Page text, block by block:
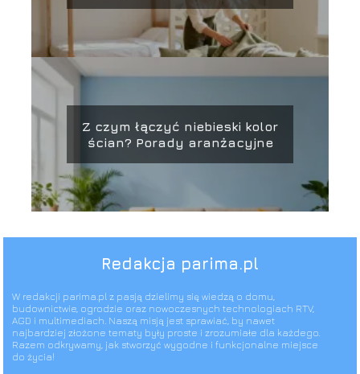
porady aranżacyjne
Z czym łączyć niebieski kolor
ścian? Porady aranżacyjne
Redakcja parima.pl
W redakcji parima.pl z pasją dzielimy się wiedzą o domu,
budownictwie, ogrodzie oraz nowoczesnych technologiach RTV,
AGD i multimediach. Naszą misją jest sprawiać, by nawet
najbardziej złożone tematy były proste i zrozumiałe dla każdego.
Razem odkrywamy, jak stworzyć wygodne i funkcjonalne miejsce
do życia!